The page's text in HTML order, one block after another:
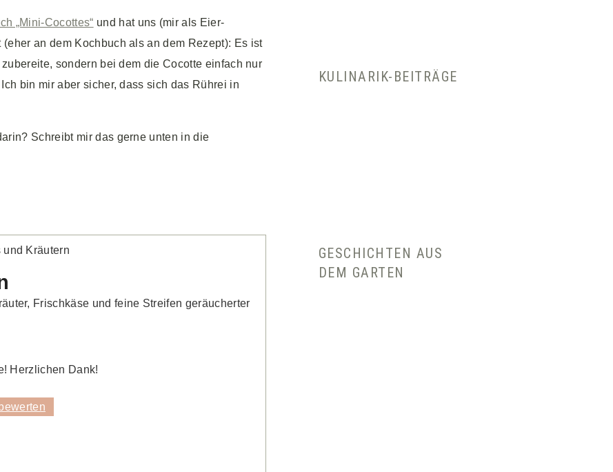
„Mini-Cocottes“ und hat uns (mir als Eier-
an dem Kochbuch als an dem Rezept): Es ist
sondern bei dem die Cocotte einfach nur
bin mir aber sicher, dass sich das Rührei in
Schreibt mir das gerne unten in die
Frischkäse und feine Streifen geräucherter
Herzlichen Dank!
KULINARIK-BEITRÄGE
GESCHICHTEN AUS
DEM GARTEN